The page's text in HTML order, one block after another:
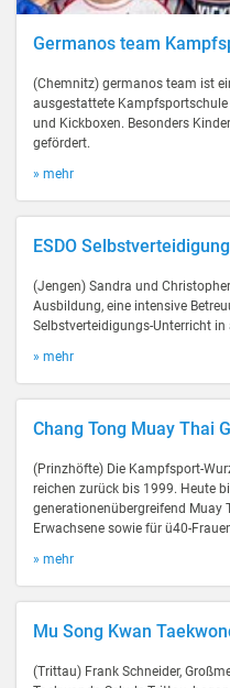
Germanos team
(Chemnitz) germanos team ist
ausgestattete
und Kickboxen. Besonders
gefördert.
» mehr
ESDO
(Jengen) Sandra und
Ausbildung, eine intensive
Selbstverteidigungs-Unterricht
» mehr
Chang Tong Muay Thai
(Prinzhöfte) Die Kampfsport-
reichen zurück bis 1999. Heute
generationenübergreifend Muay
Erwachsene sowie für ü40-
» mehr
Mu Song Kwan
(Trittau) Frank Schneider,